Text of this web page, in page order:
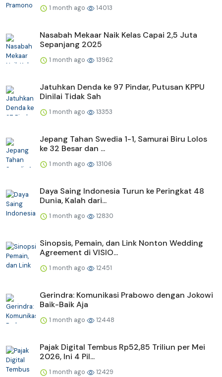
1 month ago 14013
Nasabah Mekaar Naik Kelas Capai 2,5 Juta
Sepanjang 2025
1 month ago 13962
Jatuhkan Denda ke 97 Pindar, Putusan KPPU
Dinilai Tidak Sah
1 month ago 13353
Jepang Tahan Swedia 1-1, Samurai Biru Lolos
ke 32 Besar dan ...
1 month ago 13106
Daya Saing Indonesia Turun ke Peringkat 48
Dunia, Kalah dari...
1 month ago 12830
Sinopsis, Pemain, dan Link Nonton Wedding
Agreement di VISIO...
1 month ago 12451
Gerindra: Komunikasi Prabowo dengan Jokowi
Baik-Baik Aja
1 month ago 12448
Pajak Digital Tembus Rp52,85 Triliun per Mei
2026, Ini 4 Pil...
1 month ago 12429